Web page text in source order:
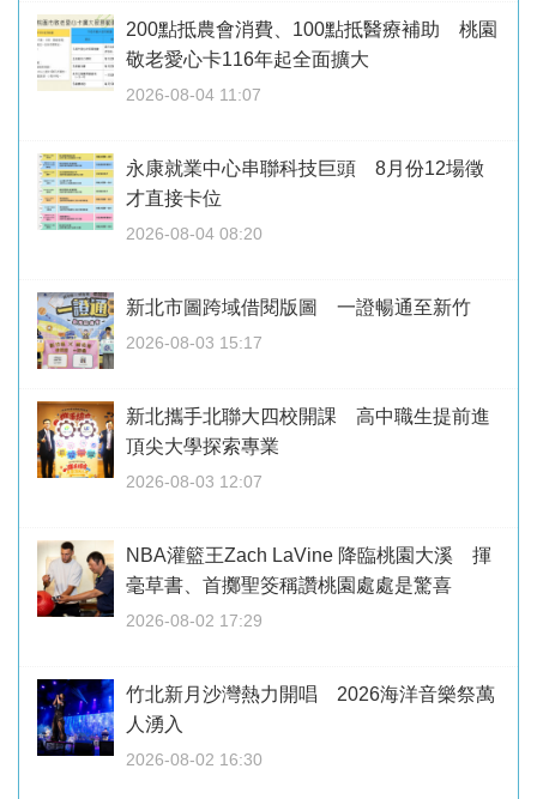
200點抵農會消費、100點抵醫療補助 桃園
敬老愛心卡116年起全面擴大
2026-08-04 11:07
永康就業中心串聯科技巨頭 8月份12場徵
才直接卡位
2026-08-04 08:20
新北市圖跨域借閱版圖 一證暢通至新竹
2026-08-03 15:17
新北攜手北聯大四校開課 高中職生提前進
頂尖大學探索專業
2026-08-03 12:07
NBA灌籃王Zach LaVine 降臨桃園大溪 揮
毫草書、首擲聖筊稱讚桃園處處是驚喜
2026-08-02 17:29
竹北新月沙灣熱力開唱 2026海洋音樂祭萬
人湧入
2026-08-02 16:30